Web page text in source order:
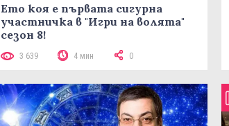
Ето коя е първата сигурна
участничка в "Игри на волята"
сезон 8!
3 639 4 мин 0